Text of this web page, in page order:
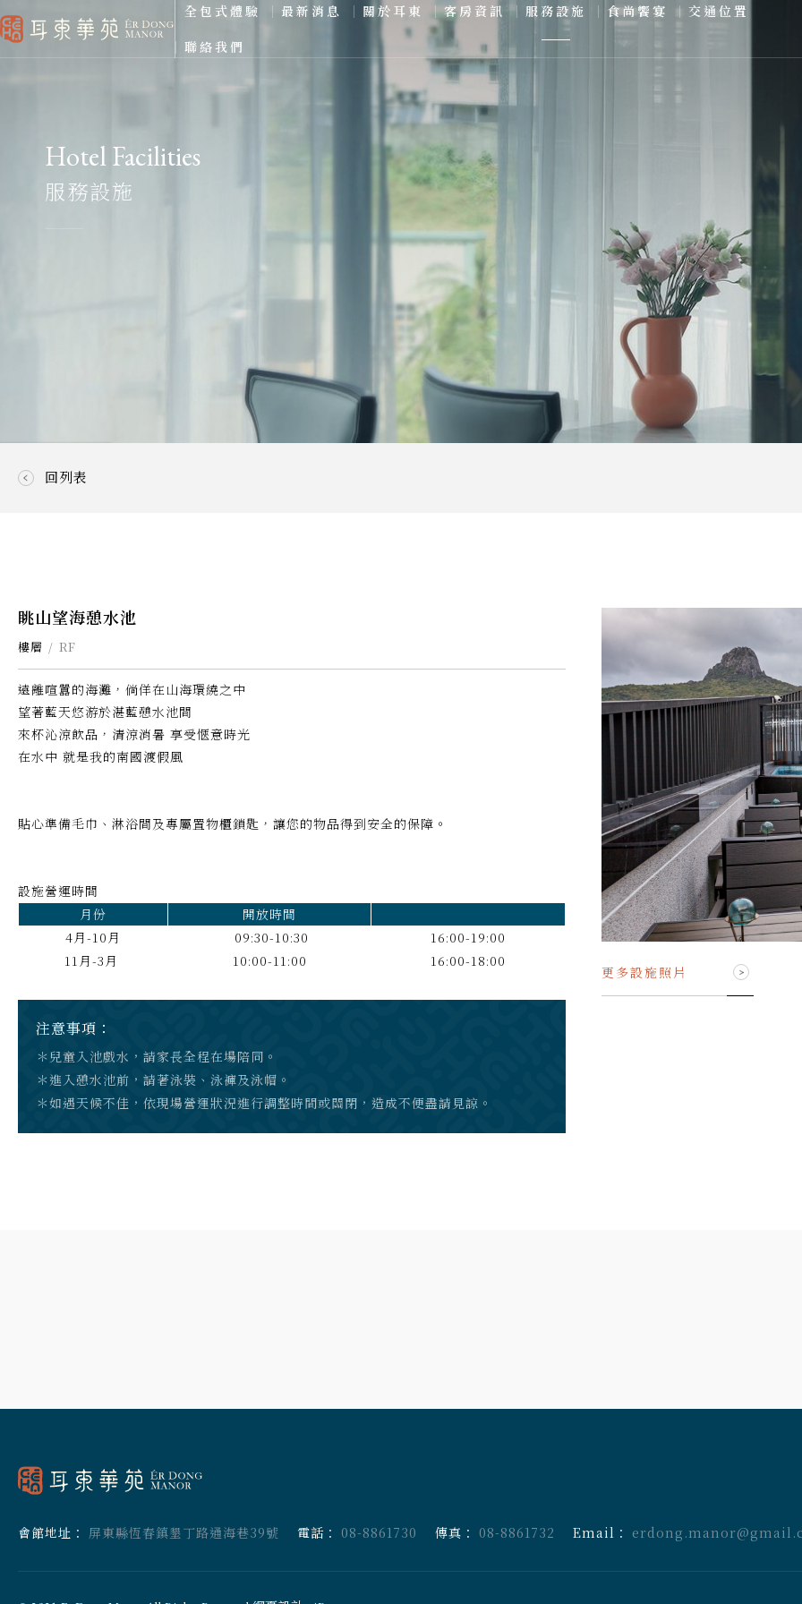
全包式體驗
最新消息 關於耳東 客房資訊 服務設施 食尚饗宴 交通位置
聯絡我們
Hotel Facilities
服務設施
回列表
眺山望海憩水池
樓層 RF
遠離喧囂的海灘，倘佯在山海環繞之中
望著藍天悠游於湛藍憩水池間
來杯沁涼飲品，清涼消暑 享受愜意時光
在水中 就是我的南國渡假風
貼心準備毛巾、淋浴間及專屬置物櫃鎖匙，讓您的物品得到安全的保障。
設施營運時間
月份
開放時間
4月-10月
09:30-10:30
16:00-19:00
11月-3月
10:00-11:00 16:00-18:00
注意事項：
＊兒童入池戲水，請家長全程在場陪同。
＊進入憩水池前，請著泳裝、泳褲及泳帽。
＊如遇天候不佳，依現場營運狀況進行調整時間或關閉，造成不便盡請見諒。
更多設施照片
會館地址： 屏東縣恆春鎮墾丁路通海巷39號 電話： 08-8861730 傳真： 08-8861732 Email：